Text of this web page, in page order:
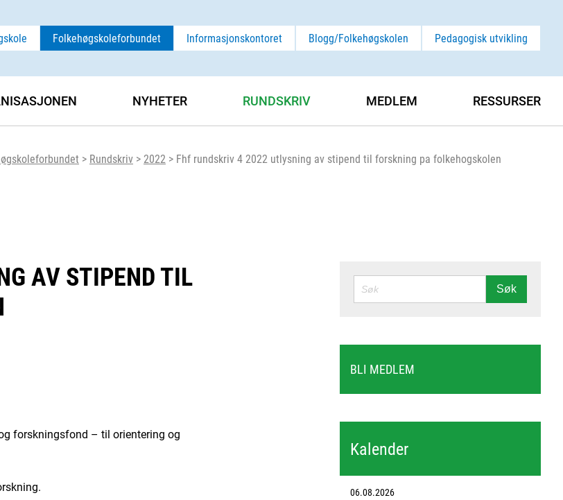
Folkehøgskoleforbundet Informasjonskontoret Blogg/Folkehøgskolen Pedagogisk utvikling
> Rundskriv > 2022 > Fhf rundskriv 4 2022 utlysning av stipend til forskning pa folkehogskolen
NYHETER RUNDSKRIV MEDLEM RESSURSER
AV STIPEND TIL
forskningsfond – til orientering og
SØK Søk
BLI MEDLEM
Kalender
06.08.2026